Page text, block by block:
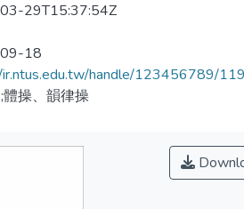
29T15:37:54Z
18
handle/123456789/
體操、韻律操